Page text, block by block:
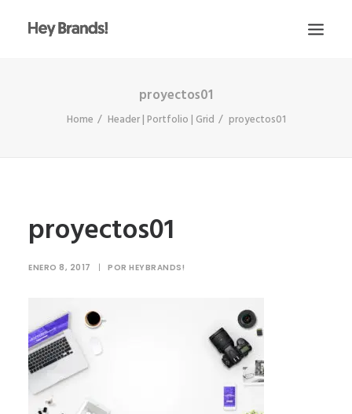
CONÓCENOS
ESCRÍBENOS
proyectos01
Home Header | Portfolio | Grid proyectos01
proyectos01
ENERO 8, 2017 | POR HEYBRANDS!